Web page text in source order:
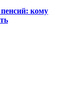
кому